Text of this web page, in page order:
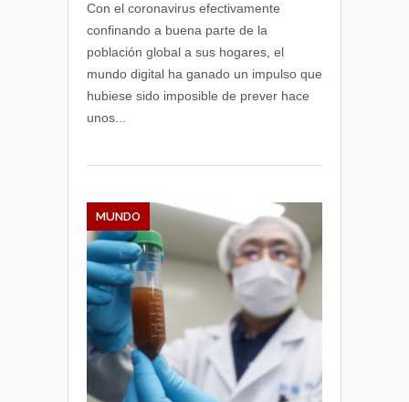
Con el coronavirus efectivamente
confinando a buena parte de la
población global a sus hogares, el
mundo digital ha ganado un impulso que
hubiese sido imposible de prever hace
unos...
MUNDO